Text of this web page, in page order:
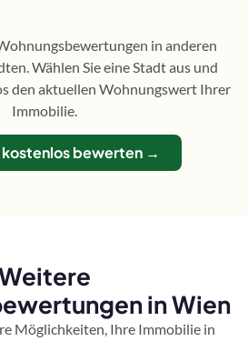
in anderen
Wählen Sie eine Stadt aus und
den aktuellen Wohnungswert Ihrer
Immobilie.
bewerten →
in Wien
Möglichkeiten, Ihre Immobilie in